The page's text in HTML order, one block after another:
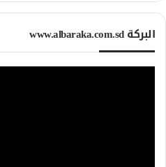
البركة www.albaraka.com.sd